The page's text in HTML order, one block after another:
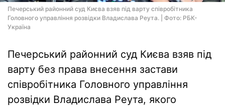
Печерський районний суд Києва взяв під варту співробітника
Головного управління розвідки Владислава Реута. | Фото: РБК-
Україна
Печерський районний суд Києва взяв під
варту без права внесення застави
співробітника Головного управління
розвідки Владислава Реута, якого